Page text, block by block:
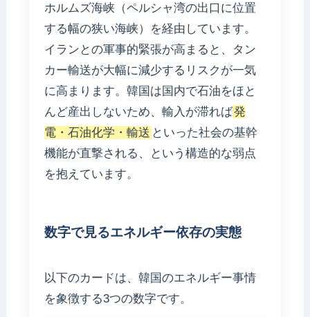
ホルムズ海峡（ペルシャ湾の出口に位置
する幅の狭い海峡）を経由しています。
イランとの軍事的緊張が高まると、タン
カー輸送が大幅に減少するリスクが一気
に高まります。韓国は国内で石油をほと
んど産出しないため、輸入が滞れば発
電・石油化学・輸送 といった社会の基幹
機能が直撃される、という構造的な弱点
を抱えています。
数字で見るエネルギー依存の実態
以下のカードは、韓国のエネルギー事情
を象徴する3つの数字です。